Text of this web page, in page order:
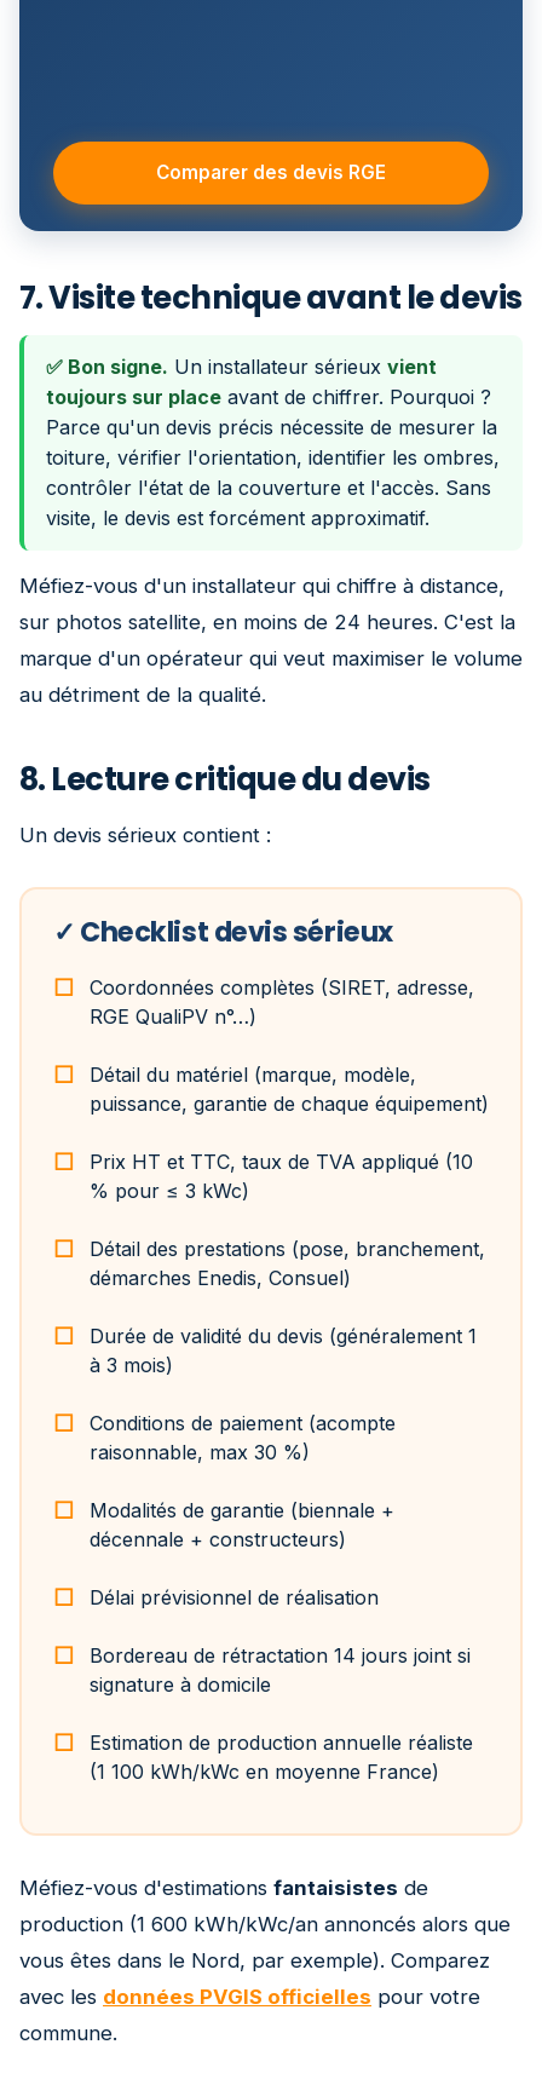
Comparer des devis RGE
7. Visite technique avant le devis
✅ Bon signe. Un installateur sérieux vient
toujours sur place avant de chiffrer. Pourquoi ?
Parce qu'un devis précis nécessite de mesurer la
toiture, vérifier l'orientation, identifier les ombres,
contrôler l'état de la couverture et l'accès. Sans
visite, le devis est forcément approximatif.
Méfiez-vous d'un installateur qui chiffre à distance,
sur photos satellite, en moins de 24 heures. C'est la
marque d'un opérateur qui veut maximiser le volume
au détriment de la qualité.
8. Lecture critique du devis
Un devis sérieux contient :
✓ Checklist devis sérieux
Coordonnées complètes (SIRET, adresse,
RGE QualiPV n°…)
Détail du matériel (marque, modèle,
puissance, garantie de chaque équipement)
Prix HT et TTC, taux de TVA appliqué (10
% pour ≤ 3 kWc)
Détail des prestations (pose, branchement,
démarches Enedis, Consuel)
Durée de validité du devis (généralement 1
à 3 mois)
Conditions de paiement (acompte
raisonnable, max 30 %)
Modalités de garantie (biennale +
décennale + constructeurs)
Délai prévisionnel de réalisation
Bordereau de rétractation 14 jours joint si
signature à domicile
Estimation de production annuelle réaliste
(1 100 kWh/kWc en moyenne France)
Méfiez-vous d'estimations fantaisistes de
production (1 600 kWh/kWc/an annoncés alors que
vous êtes dans le Nord, par exemple). Comparez
avec les données PVGIS officielles pour votre
commune.